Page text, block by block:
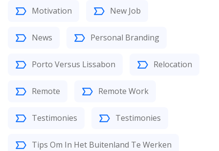
Motivation New Job
News Personal Branding
Porto Versus Lissabon Relocation
Remote Remote Work
Testimonies Testimonies
Tips Om In Het Buitenland Te Werken